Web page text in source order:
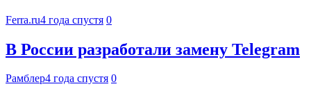
Ferra.ru4 года спустя 0
В России разработали замену Telegram
Рамблер4 года спустя 0